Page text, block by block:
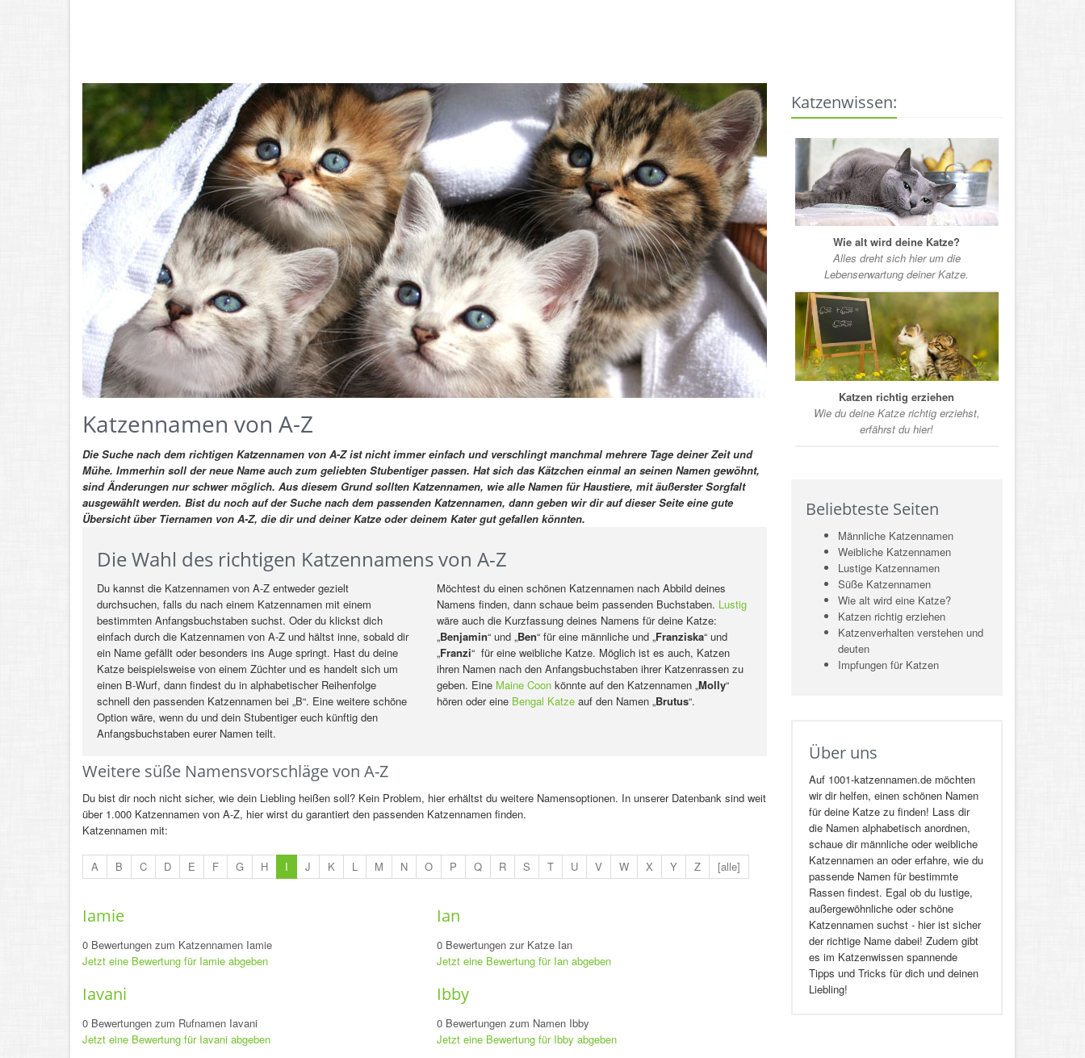
Katzennamen von A-Z
Die Suche nach dem richtigen Katzennamen von A-Z ist nicht immer einfach und verschlingt manchmal mehrere Tage deiner Zeit und
Mühe. Immerhin soll der neue Name auch zum geliebten Stubentiger passen. Hat sich das Kätzchen einmal an seinen Namen gewöhnt,
sind Änderungen nur schwer möglich. Aus diesem Grund sollten Katzennamen, wie alle Namen für Haustiere, mit äußerster Sorgfalt
ausgewählt werden. Bist du noch auf der Suche nach dem passenden Katzennamen, dann geben wir dir auf dieser Seite eine gute
Übersicht über Tiernamen von A-Z, die dir und deiner Katze oder deinem Kater gut gefallen könnten.
Die Wahl des richtigen Katzennamens von A-Z
Du kannst die Katzennamen von A-Z entweder gezielt
durchsuchen, falls du nach einem Katzennamen mit einem
bestimmten Anfangsbuchstaben suchst. Oder du klickst dich
einfach durch die Katzennamen von A-Z und hältst inne, sobald dir
ein Name gefällt oder besonders ins Auge springt. Hast du deine
Katze beispielsweise von einem Züchter und es handelt sich um
einen B-Wurf, dann findest du in alphabetischer Reihenfolge
schnell den passenden Katzennamen bei „B“. Eine weitere schöne
Option wäre, wenn du und dein Stubentiger euch künftig den
Anfangsbuchstaben eurer Namen teilt.
Möchtest du einen schönen Katzennamen nach Abbild deines
Namens finden, dann schaue beim passenden Buchstaben. Lustig
wäre auch die Kurzfassung deines Namens für deine Katze:
„Benjamin“ und „Ben“ für eine männliche und „Franziska“ und
„Franzi“ für eine weibliche Katze. Möglich ist es auch, Katzen
ihren Namen nach den Anfangsbuchstaben ihrer Katzenrassen zu
geben. Eine Maine Coonkönnte auf den Katzennamen „Molly“
hören oder eine Bengal Katzeauf den Namen „Brutus“.
Weitere süße Namensvorschläge von A-Z
Du bist dir noch nicht sicher, wie dein Liebling heißen soll? Kein Problem, hier erhältst du weitere Namensoptionen. In unserer Datenbank sind weit
über 1.000 Katzennamen von A-Z, hier wirst du garantiert den passenden Katzennamen finden.
Katzennamen mit:
A B C D E F G H I J K L M N O P Q R S T U V W X Y Z [alle]
Iamie
0 Bewertungen zum Katzennamen Iamie
Jetzt eine Bewertung für Iamie abgeben
Ian
0 Bewertungen zur Katze Ian
Jetzt eine Bewertung für Ian abgeben
Iavani
0 Bewertungen zum Rufnamen Iavani
Jetzt eine Bewertung für Iavani abgeben
Ibby
0 Bewertungen zum Namen Ibby
Jetzt eine Bewertung für Ibby abgeben
Katzenwissen:
Wie alt wird deine Katze?
Alles dreht sich hier um die
Lebenserwartung deiner Katze.
Katzen richtig erziehen
Wie du deine Katze richtig erziehst,
erfährst du hier!
Beliebteste Seiten
Männliche Katzennamen
Weibliche Katzennamen
Lustige Katzennamen
Süße Katzennamen
Wie alt wird eine Katze?
Katzen richtig erziehen
Katzenverhalten verstehen und
deuten
Impfungen für Katzen
Über uns
Auf 1001-katzennamen.de möchten
wir dir helfen, einen schönen Namen
für deine Katze zu finden! Lass dir
die Namen alphabetisch anordnen,
schaue dir männliche oder weibliche
Katzennamen an oder erfahre, wie du
passende Namen für bestimmte
Rassen findest. Egal ob du lustige,
außergewöhnliche oder schöne
Katzennamen suchst - hier ist sicher
der richtige Name dabei! Zudem gibt
es im Katzenwissen spannende
Tipps und Tricks für dich und deinen
Liebling!